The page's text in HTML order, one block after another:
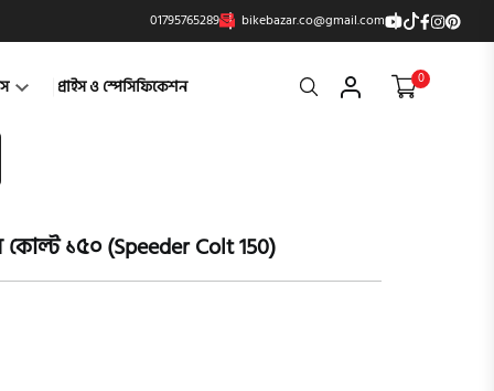
01795765289 bikebazar.co@gmail.com
প্রাইস ও স্পেসিফিকেশন Search 0
কোল্ট ১৫০ (Speeder Colt 150)